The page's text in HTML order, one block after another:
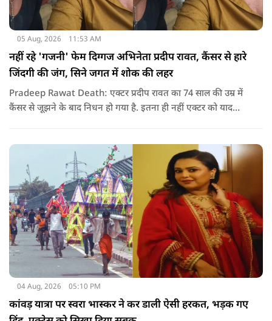
05 Aug, 2026 11:53 AM
नहीं रहे 'गजनी' फेम दिग्गज अभिनेता प्रदीप रावत, कैंसर से हारे
जिंदगी की जंग, सिने जगत में शोक की लहर
Pradeep Rawat Death: एक्टर प्रदीप रावत का 74 साल की उम्र में
कैंसर से जूझने के बाद निधन हो गया है. इतना ही नहीं एक्टर को याद
04 Aug, 2026 05:10 PM
कांवड़ यात्रा पर स्वरा भास्कर ने कर डाली ऐसी हरकत, भड़क गए